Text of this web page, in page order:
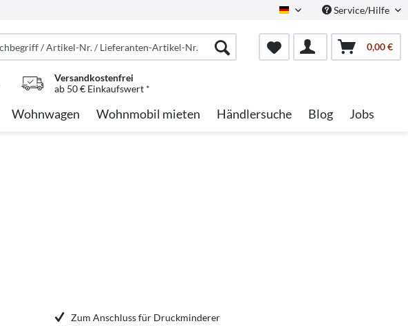
German Service/Hilfe
0,00 €
Versandkostenfrei
ab 50 € Einkaufswert *
Wohnwagen Wohnmobil mieten Händlersuche Blog Jobs
Zum Anschluss für Druckminderer